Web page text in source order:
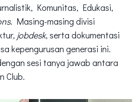
Komunitas, Edukasi,
. Masing-masing divisi
jobdesk, serta dokumentasi
kepengurusan generasi ini.
sesi tanya jawab antara
Club.